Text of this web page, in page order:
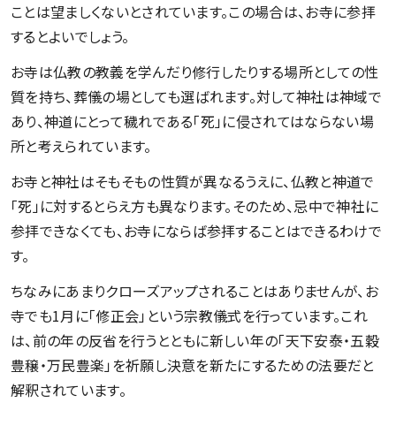
ことは望ましくないとされています。この場合は、お寺に参拝
するとよいでしょう。
お寺は仏教の教義を学んだり修行したりする場所としての性
質を持ち、葬儀の場としても選ばれます。対して神社は神域で
あり、神道にとって穢れである「死」に侵されてはならない場
所と考えられています。
お寺と神社はそもそもの性質が異なるうえに、仏教と神道で
「死」に対するとらえ方も異なります。そのため、忌中で神社に
参拝できなくても、お寺にならば参拝することはできるわけで
す。
ちなみにあまりクローズアップされることはありませんが、お
寺でも1月に「修正会」という宗教儀式を行っています。これ
は、前の年の反省を行うとともに新しい年の「天下安泰・五穀
豊穣・万民豊楽」を祈願し決意を新たにするための法要だと
解釈されています。